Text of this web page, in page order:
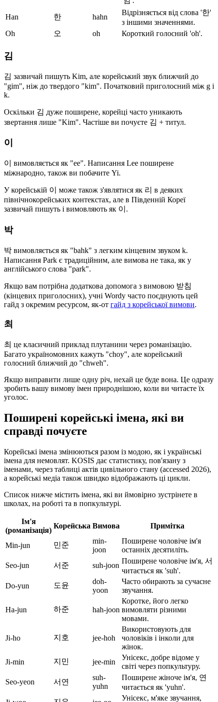
Han
한 hahn
Відрізняється від слова '한'
з іншими значеннями.
Oh
오 oh Короткий голосний 'oh'.
김
김 зазвичай пишуть Kim, але корейський звук ближчий до
"gim", ніж до твердого "kim". Початковий приголосний між g і
k.
Оскільки 김 дуже поширене, корейці часто уникають
звертання лише "Kim". Частіше ви почуєте 김 + титул.
이
이 вимовляється як "ee". Написання Lee поширене
міжнародно, також ви побачите Yi.
У корейській 이 може також з'являтися як 리 в деяких
північнокорейських контекстах, але в Південній Кореї
зазвичай пишуть і вимовляють як 이.
박
박 вимовляється як "bahk" з легким кінцевим звуком k.
Написання Park є традиційним, але вимова не така, як у
англійського слова "park".
Якщо вам потрібна додаткова допомога з вимовою 받침
(кінцевих приголосних), учні Wordy часто поєднують цей
гайд з окремим ресурсом, як-от гайд з корейської вимови.
최
최 це класичний приклад плутанини через романізацію.
Багато україномовних кажуть "choy", але корейський
голосний ближчий до "chweh".
Якщо виправити лише одну річ, нехай це буде вона. Це одразу
зробить вашу вимову імен природнішою, коли ви читаєте їх
уголос.
Поширені корейські імена, які ви
справді почуєте
Корейські імена змінюються разом із модою, як і українські
імена для немовлят. KOSIS дає статистику, пов'язану з
іменами, через таблиці актів цивільного стану (accessed 2026),
а корейські медіа також швидко відображають ці цикли.
Список нижче містить імена, які ви ймовірно зустрінете в
школах, на роботі та в попкультурі.
Ім'я
(романізація)
Корейська Вимова Примітка
Min-jun 민준
min-
joon
Поширене чоловіче ім'я
останніх десятиліть.
Seo-jun
서준 suh-joon
Поширене чоловіче ім'я, 서
читається як 'suh'.
Do-yun
도윤
doh-
yoon
Часто обирають за сучасне
звучання.
Ha-jun 하준 hah-joon
Коротке, його легко
вимовляти різними
мовами.
Ji-ho 지호 jee-hoh
Використовують для
чоловіків і інколи для
жінок.
Ji-min
지민 jee-min
Унісекс, добре відоме у
світі через попкультуру.
Seo-yeon
서연
suh-
yuhn
Поширене жіноче ім'я, 연
читається як 'yuhn'.
Унісекс, м'яке звучання,